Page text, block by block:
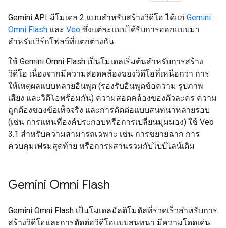
Gemini API มีโมเดล 2 แบบสำหรับสร้างวิดีโอ ได้แก่ Gemini
Omni Flash และ Veo ซึ่งแต่ละแบบได้รับการออกแบบมา
สำหรับเวิร์กโฟลว์ที่แตกต่างกัน
ใช้ Gemini Omni Flash เป็นโมเดลเริ่มต้นสำหรับการสร้าง
วิดีโอ เนื่องจากมีความสอดคล้องของวิดีโอที่เหนือกว่า การ
ให้เหตุผลแบบหลายอินพุต (รองรับอินพุตข้อความ รูปภาพ
เสียง และวิดีโอพร้อมกัน) ความสอดคล้องของตัวละคร ความ
ถูกต้องของข้อเท็จจริง และการตัดต่อแบบสนทนาหลายรอบ
(เช่น การแทนที่องค์ประกอบหรือการเปลี่ยนมุมมอง) ใช้ Veo
3.1 สำหรับความสามารถเฉพาะ เช่น การขยายฉาก การ
ควบคุมเฟรมสุดท้าย หรือการผสานรวมกับไปป์ไลน์เดิม
Gemini Omni Flash
Gemini Omni Flash เป็นโมเดลมัลติโมดัลที่รวดเร็วสำหรับการ
สร้างวิดีโอและการตัดต่อวิดีโอแบบสนทนา มีความโดดเด่น